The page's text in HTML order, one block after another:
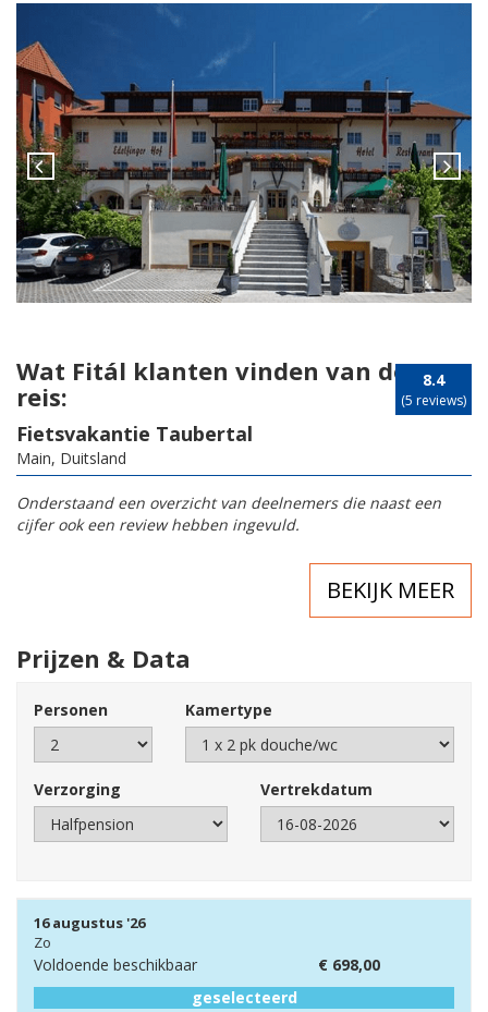
Wat Fitál klanten vinden van deze
reis:
Fietsvakantie Taubertal
Main, Duitsland
8.4
(5 reviews)
Onderstaand een overzicht van deelnemers die naast een
cijfer ook een review hebben ingevuld.
BEKIJK MEER
Prijzen & Data
Personen Kamertype
Verzorging Vertrekdatum
16 augustus '26
Zo
Voldoende beschikbaar € 698,00
geselecteerd